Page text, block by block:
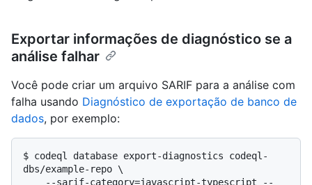
Exportar informações de diagnóstico se a
análise falhar
Você pode criar um arquivo SARIF para a análise com
falha usando Diagnóstico de exportação de banco de
dados, por exemplo:
$ codeql database export-diagnostics codeql-
dbs/example-repo \